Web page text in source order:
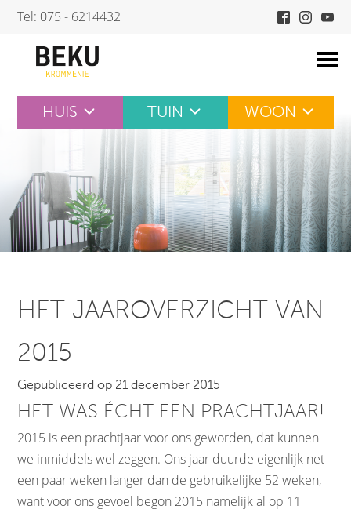
Skip
content
Tel: 075 - 6214432
HUIS TUIN WOON
HET JAAROVERZICHT VAN
2015
Gepubliceerd op 21 december 2015
HET WAS ÉCHT EEN PRACHTJAAR!
2015 is een prachtjaar voor ons geworden, dat kunnen
we inmiddels wel zeggen. Ons jaar duurde eigenlijk net
een paar weken langer dan de gebruikelijke 52 weken,
want voor ons gevoel begon 2015 namelijk al op 11